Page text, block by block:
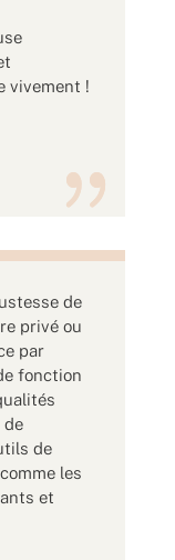
vivement !
de
privé ou
par
fonction
de
de
les
et